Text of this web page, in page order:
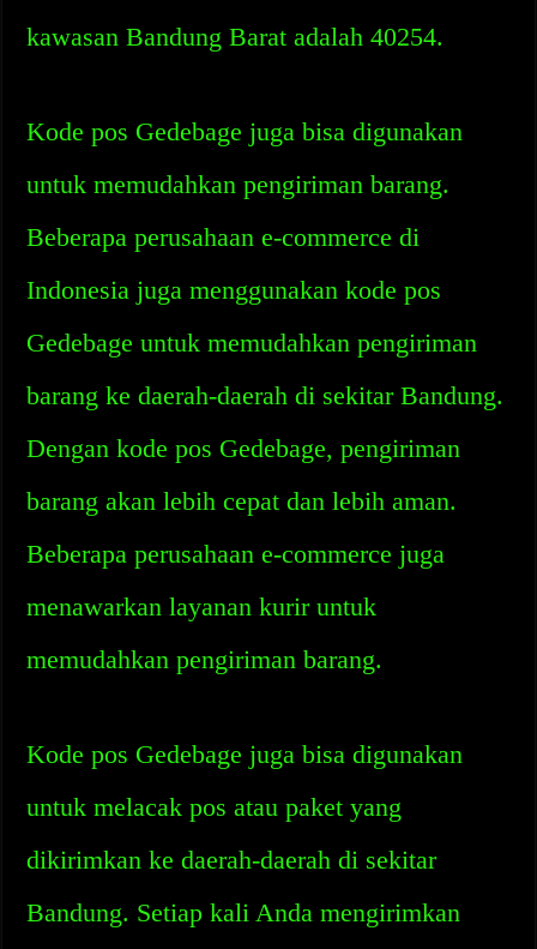
kawasan Bandung Barat adalah 40254.
Kode pos Gedebage juga bisa digunakan
untuk memudahkan pengiriman barang.
Beberapa perusahaan e-commerce di
Indonesia juga menggunakan kode pos
Gedebage untuk memudahkan pengiriman
barang ke daerah-daerah di sekitar Bandung.
Dengan kode pos Gedebage, pengiriman
barang akan lebih cepat dan lebih aman.
Beberapa perusahaan e-commerce juga
menawarkan layanan kurir untuk
memudahkan pengiriman barang.
Kode pos Gedebage juga bisa digunakan
untuk melacak pos atau paket yang
dikirimkan ke daerah-daerah di sekitar
Bandung. Setiap kali Anda mengirimkan